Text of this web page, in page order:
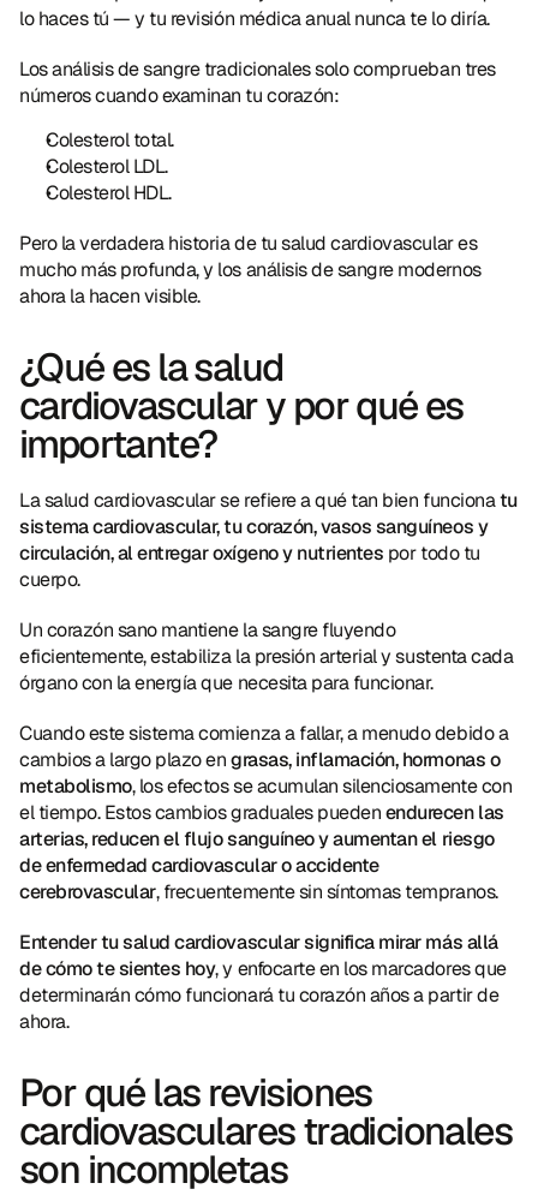
lo haces tú — y tu revisión médica anual nunca te lo diría.
Los análisis de sangre tradicionales solo comprueban tres
números cuando examinan tu corazón:
Colesterol total.
Colesterol LDL.
Colesterol HDL.
Pero la verdadera historia de tu salud cardiovascular es
mucho más profunda, y los análisis de sangre modernos
ahora la hacen visible.
¿Qué es la salud
cardiovascular y por qué es
importante?
La salud cardiovascular se refiere a qué tan bien funciona tu
sistema cardiovascular, tu corazón, vasos sanguíneos y
circulación, al entregar oxígeno y nutrientes por todo tu
cuerpo.
Un corazón sano mantiene la sangre fluyendo
eficientemente, estabiliza la presión arterial y sustenta cada
órgano con la energía que necesita para funcionar.
Cuando este sistema comienza a fallar, a menudo debido a
cambios a largo plazo en grasas, inflamación, hormonas o
metabolismo, los efectos se acumulan silenciosamente con
el tiempo. Estos cambios graduales pueden endurecen las
arterias, reducen el flujo sanguíneo y aumentan el riesgo
de enfermedad cardiovascular o accidente
cerebrovascular, frecuentemente sin síntomas tempranos.
Entender tu salud cardiovascular significa mirar más allá
de cómo te sientes hoy, y enfocarte en los marcadores que
determinarán cómo funcionará tu corazón años a partir de
ahora.
Por qué las revisiones
cardiovasculares tradicionales
son incompletas